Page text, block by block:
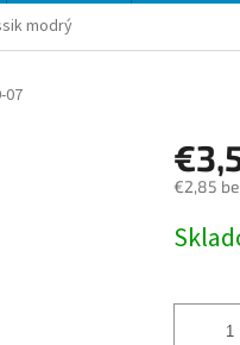
modrý
07
€2,85
cena: